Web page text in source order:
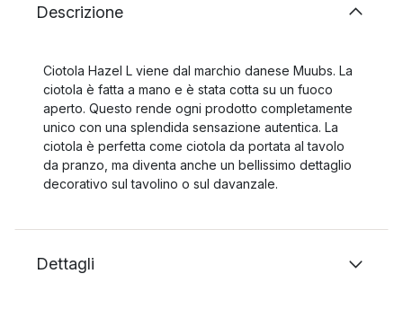
Descrizione
Ciotola Hazel L viene dal marchio danese Muubs. La
ciotola è fatta a mano e è stata cotta su un fuoco
aperto. Questo rende ogni prodotto completamente
unico con una splendida sensazione autentica. La
ciotola è perfetta come ciotola da portata al tavolo
da pranzo, ma diventa anche un bellissimo dettaglio
decorativo sul tavolino o sul davanzale.
Dettagli